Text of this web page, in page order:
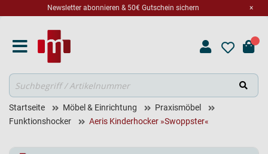
×
Newsletter abonnieren & 50€ Gutschein sichern
Suche
Startseite Möbel & Einrichtung
Praxismöbel
Funktionshocker
Aeris Kinderhocker »Swoppster«